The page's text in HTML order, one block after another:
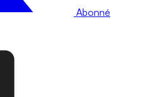
Abonné